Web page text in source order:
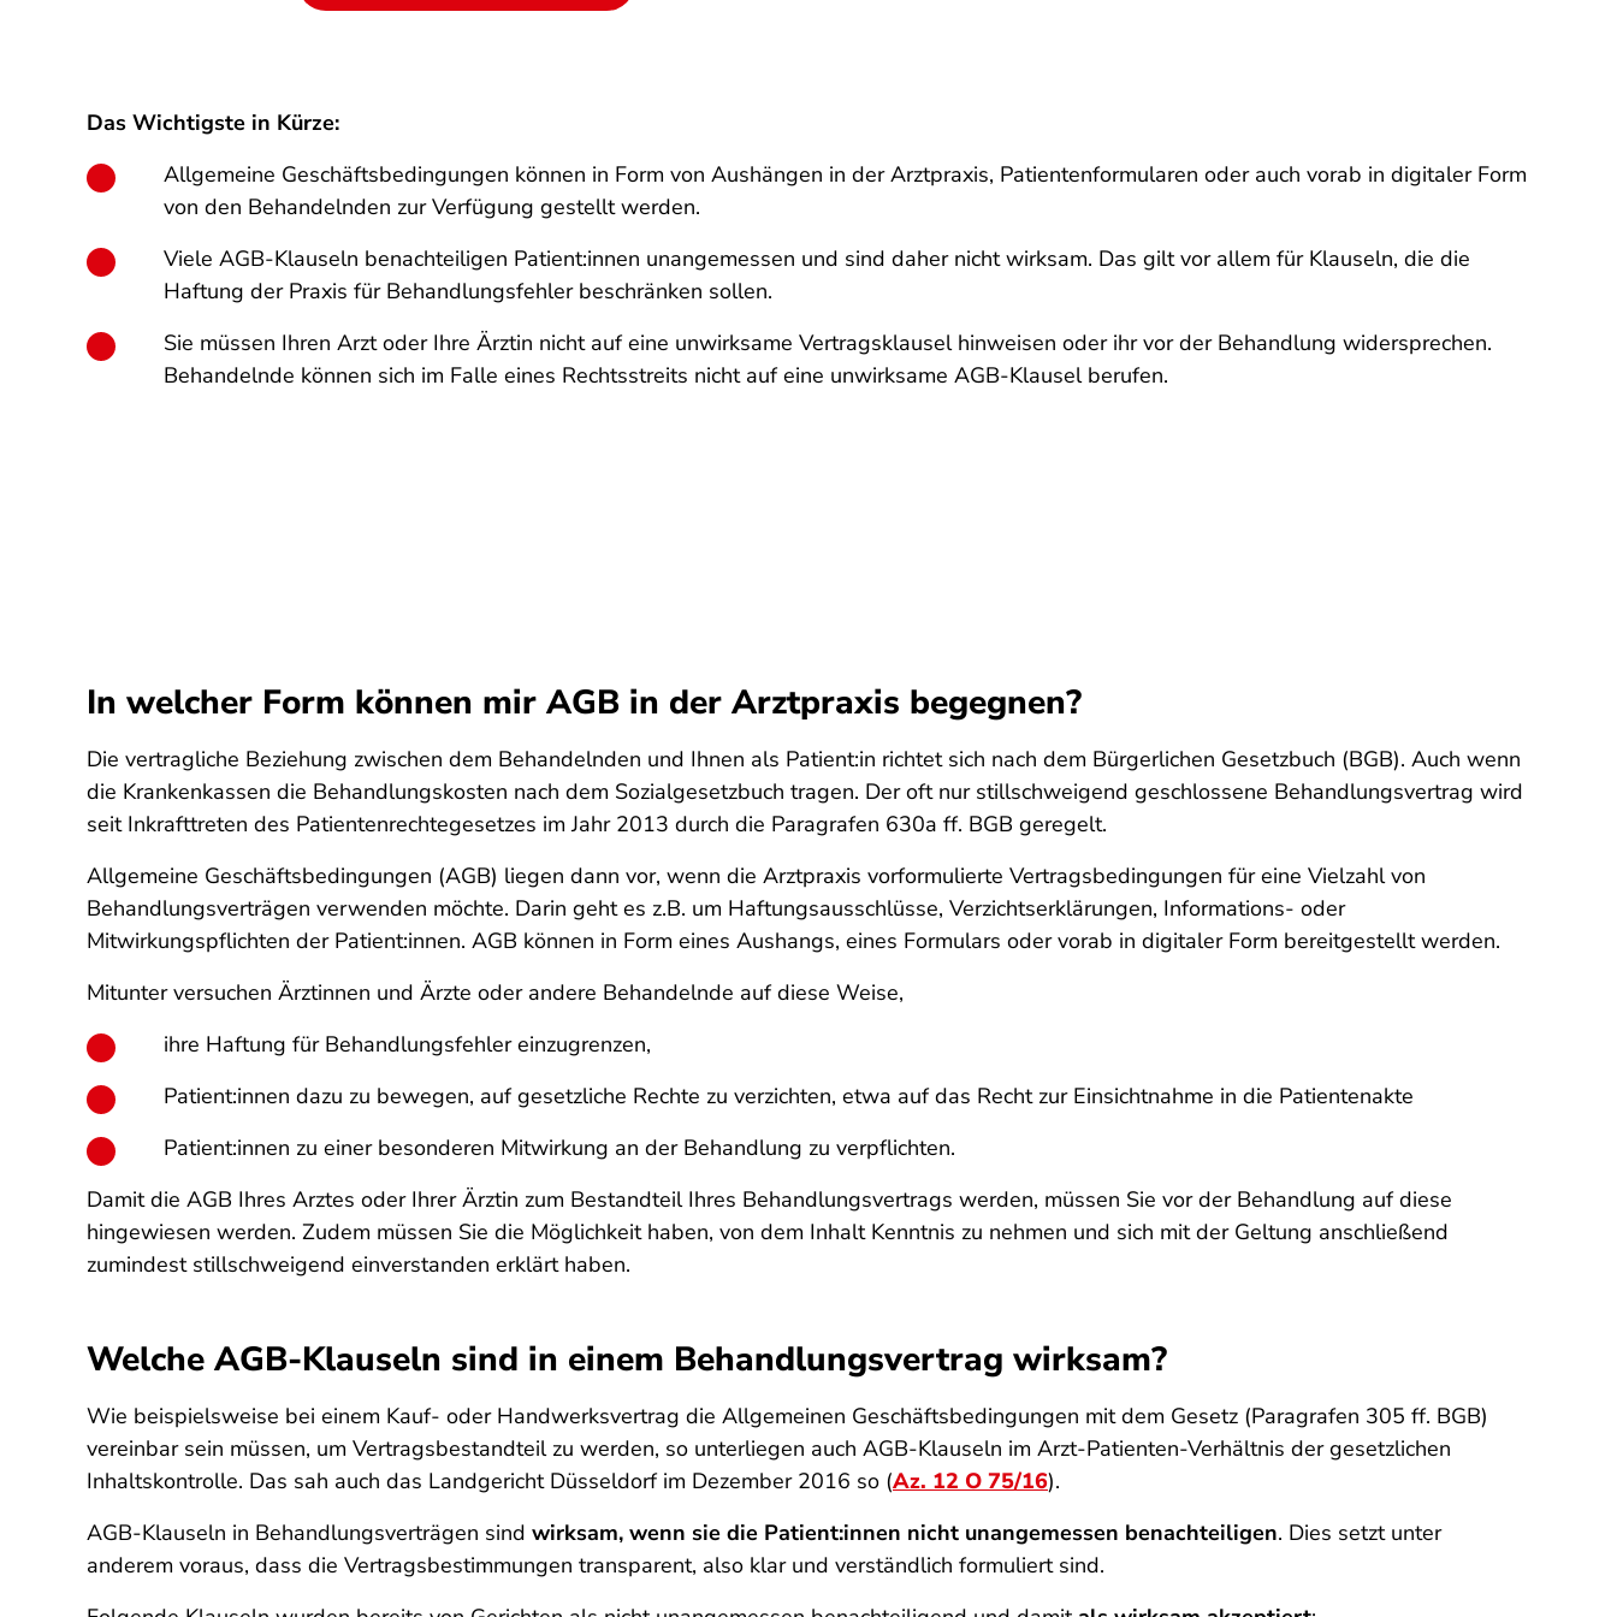
Das Wichtigste in Kürze:
Allgemeine Geschäftsbedingungen können in Form von Aushängen in der Arztpraxis, Patientenformularen oder auch vorab in digitaler Form
von den Behandelnden zur Verfügung gestellt werden.
Viele AGB-Klauseln benachteiligen Patient:innen unangemessen und sind daher nicht wirksam. Das gilt vor allem für Klauseln, die die
Haftung der Praxis für Behandlungsfehler beschränken sollen.
Sie müssen Ihren Arzt oder Ihre Ärztin nicht auf eine unwirksame Vertragsklausel hinweisen oder ihr vor der Behandlung widersprechen.
Behandelnde können sich im Falle eines Rechtsstreits nicht auf eine unwirksame AGB-Klausel berufen.
In welcher Form können mir AGB in der Arztpraxis begegnen?
Die vertragliche Beziehung zwischen dem Behandelnden und Ihnen als Patient:in richtet sich nach dem Bürgerlichen Gesetzbuch (BGB). Auch wenn
die Krankenkassen die Behandlungskosten nach dem Sozialgesetzbuch tragen. Der oft nur stillschweigend geschlossene Behandlungsvertrag wird
seit Inkrafttreten des Patientenrechtegesetzes im Jahr 2013 durch die Paragrafen 630a ff. BGB geregelt.
Allgemeine Geschäftsbedingungen (AGB) liegen dann vor, wenn die Arztpraxis vorformulierte Vertragsbedingungen für eine Vielzahl von
Behandlungsverträgen verwenden möchte. Darin geht es z.B. um Haftungsausschlüsse, Verzichtserklärungen, Informations- oder
Mitwirkungspflichten der Patient:innen. AGB können in Form eines Aushangs, eines Formulars oder vorab in digitaler Form bereitgestellt werden.
Mitunter versuchen Ärztinnen und Ärzte oder andere Behandelnde auf diese Weise,
ihre Haftung für Behandlungsfehler einzugrenzen,
Patient:innen dazu zu bewegen, auf gesetzliche Rechte zu verzichten, etwa auf das Recht zur Einsichtnahme in die Patientenakte
Patient:innen zu einer besonderen Mitwirkung an der Behandlung zu verpflichten.
Damit die AGB Ihres Arztes oder Ihrer Ärztin zum Bestandteil Ihres Behandlungsvertrags werden, müssen Sie vor der Behandlung auf diese
hingewiesen werden. Zudem müssen Sie die Möglichkeit haben, von dem Inhalt Kenntnis zu nehmen und sich mit der Geltung anschließend
zumindest stillschweigend einverstanden erklärt haben.
Welche AGB-Klauseln sind in einem Behandlungsvertrag wirksam?
Wie beispielsweise bei einem Kauf- oder Handwerksvertrag die Allgemeinen Geschäftsbedingungen mit dem Gesetz (Paragrafen 305 ff. BGB)
vereinbar sein müssen, um Vertragsbestandteil zu werden, so unterliegen auch AGB-Klauseln im Arzt-Patienten-Verhältnis der gesetzlichen
Inhaltskontrolle. Das sah auch das Landgericht Düsseldorf im Dezember 2016 so (Az. 12 O 75/16).
AGB-Klauseln in Behandlungsverträgen sind wirksam, wenn sie die Patient:innen nicht unangemessen benachteiligen. Dies setzt unter
anderem voraus, dass die Vertragsbestimmungen transparent, also klar und verständlich formuliert sind.